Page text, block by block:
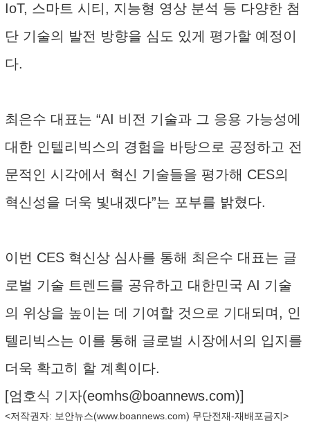
IoT, 스마트 시티, 지능형 영상 분석 등 다양한 첨
단 기술의 발전 방향을 심도 있게 평가할 예정이
다.
최은수 대표는 “AI 비전 기술과 그 응용 가능성에
대한 인텔리빅스의 경험을 바탕으로 공정하고 전
문적인 시각에서 혁신 기술들을 평가해 CES의
혁신성을 더욱 빛내겠다”는 포부를 밝혔다.
이번 CES 혁신상 심사를 통해 최은수 대표는 글
로벌 기술 트렌드를 공유하고 대한민국 AI 기술
의 위상을 높이는 데 기여할 것으로 기대되며, 인
텔리빅스는 이를 통해 글로벌 시장에서의 입지를
더욱 확고히 할 계획이다.
[엄호식 기자(eomhs@boannews.com)]
<저작권자: 보안뉴스(www.boannews.com) 무단전재-재배포금지>